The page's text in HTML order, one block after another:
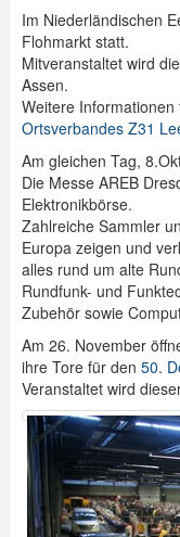
Im Niederländischen
Flohmarkt statt.
Mitveranstaltet wird
Assen.
Weitere
Ortsverbandes Z31
Am gleichen Tag,
Die Messe AREB
Elektronikbörse.
Zahlreiche Sammler
Europa zeigen und
alles rund um alte
Rundfunk- und
Zubehör sowie
Am 26. November
ihre Tore für den 50.
Veranstaltet wird